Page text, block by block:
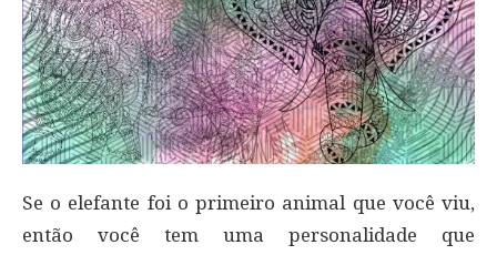
Se o elefante foi o primeiro animal que você viu,
então você tem uma personalidade que